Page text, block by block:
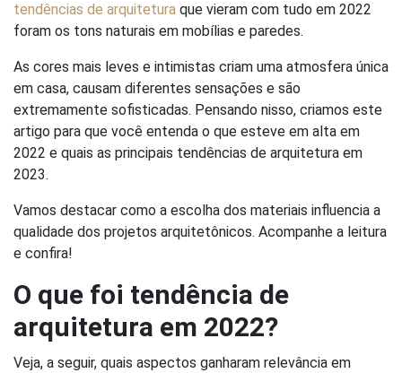
tendências de arquitetura que vieram com tudo em 2022
foram os tons naturais em mobílias e paredes.
As cores mais leves e intimistas criam uma atmosfera única
em casa, causam diferentes sensações e são
extremamente sofisticadas. Pensando nisso, criamos este
artigo para que você entenda o que esteve em alta em
2022 e quais as principais tendências de arquitetura em
2023.
Vamos destacar como a escolha dos materiais influencia a
qualidade dos projetos arquitetônicos. Acompanhe a leitura
e confira!
O que foi tendência de
arquitetura em 2022?
Veja, a seguir, quais aspectos ganharam relevância em